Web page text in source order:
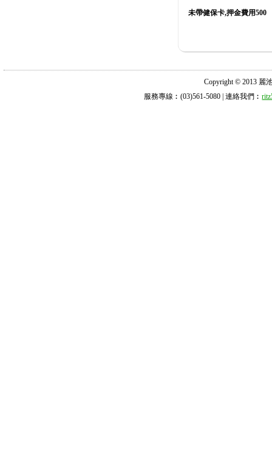
未帶健保卡,押金費用500
Copyright © 2013 麗
服務專線︰(03)561-5080 | 連絡我們︰